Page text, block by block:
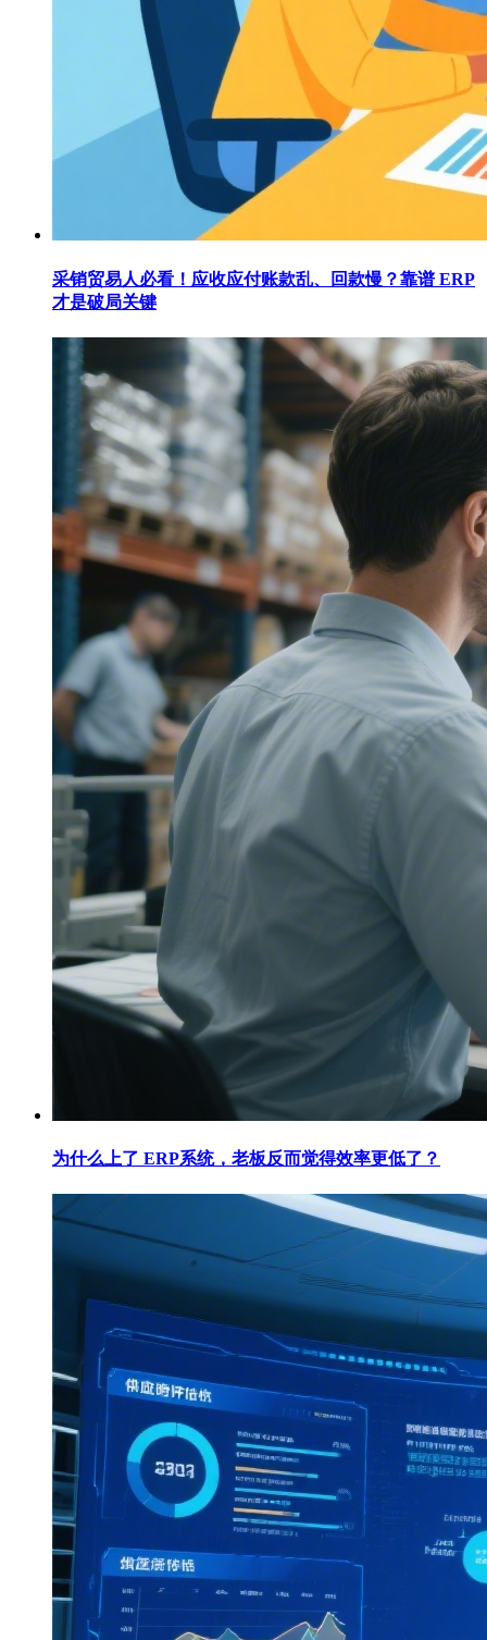
采销贸易人必看！应收应付账款乱、回款慢？靠谱 ERP
才是破局关键
为什么上了 ERP系统，老板反而觉得效率更低了？